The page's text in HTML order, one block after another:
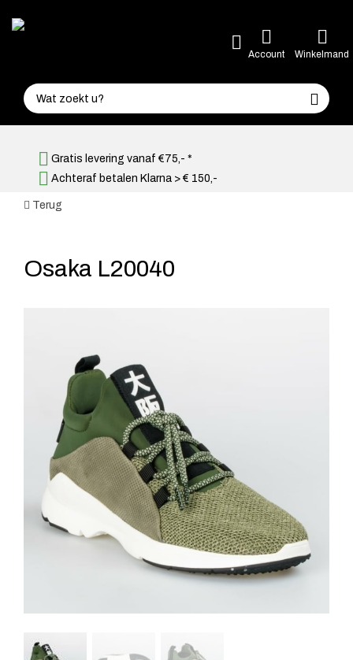
Account Winkelmand
Gratis levering vanaf €75,- *
Achteraf betalen Klarna > € 150,-
Terug
Osaka L20040